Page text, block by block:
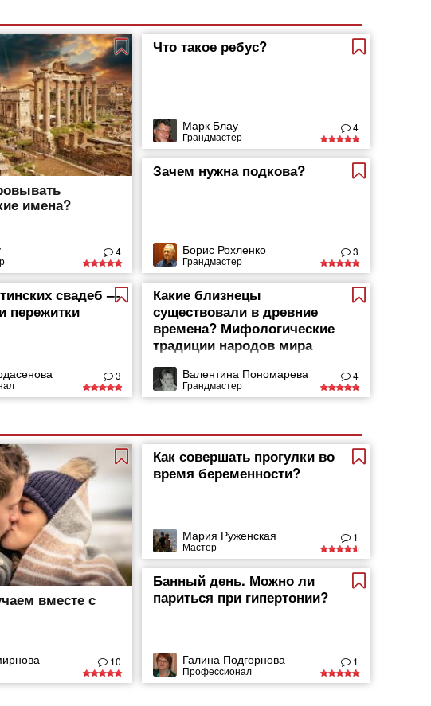
имена?
4
Что такое ребус?
Марк Блау
Грандмастер
4
Зачем нужна подкова?
Борис Рохленко
Грандмастер
3
свадеб —
пережитки
3
Какие близнецы
существовали в древние
времена? Мифологические
традиции народов мира
Валентина Пономарева
Грандмастер
4
вместе с
10
Как совершать прогулки во
время беременности?
Мария Руженская
Мастер
1
Банный день. Можно ли
париться при гипертонии?
Галина Подгорнова
Профессионал
1